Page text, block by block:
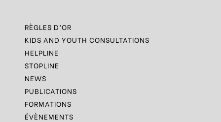
RÈGLES D’OR
KIDS AND YOUTH CONSULTATIONS
HELPLINE
STOPLINE
NEWS
PUBLICATIONS
FORMATIONS
ÉVÈNEMENTS